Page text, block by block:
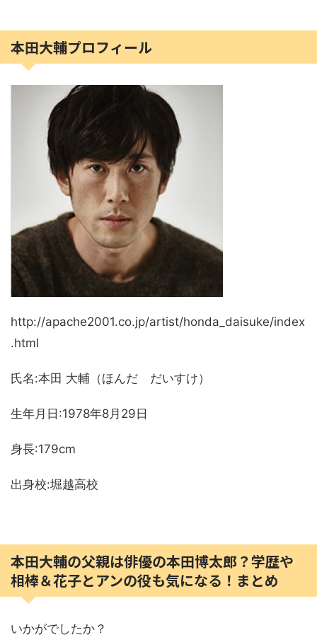
本田大輔プロフィール
http://apache2001.co.jp/artist/honda_daisuke/index
.html
氏名:本田 大輔（ほんだ だいすけ）
生年月日:1978年8月29日
身長:179cm
出身校:堀越高校
本田大輔の父親は俳優の本田博太郎？学歴や
相棒＆花子とアンの役も気になる！まとめ
いかがでしたか？